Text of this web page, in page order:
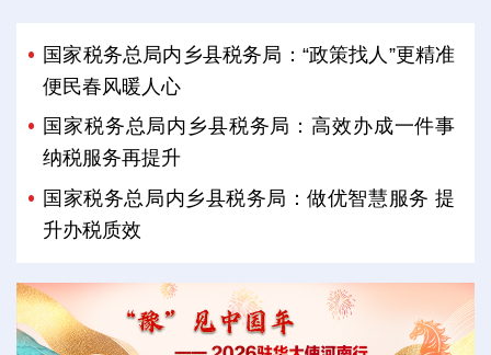
国家税务总局内乡县税务局：“政策找人”更精准
便民春风暖人心
国家税务总局内乡县税务局：高效办成一件事
纳税服务再提升
国家税务总局内乡县税务局：做优智慧服务 提
升办税质效